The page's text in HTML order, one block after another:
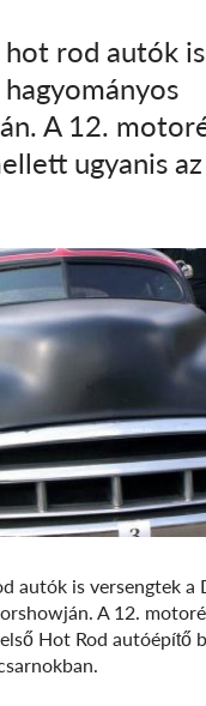
rod autók
A 12.
ugyanis
autók is versengtek a
A 12.
Hot Rod autóépítő